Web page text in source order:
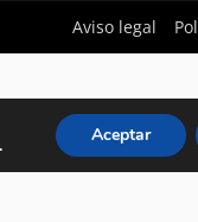
Aviso legal
. Aceptar